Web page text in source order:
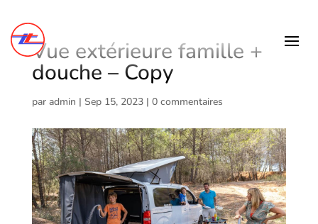
Vue extérieure famille +
douche – Copy
par admin | Sep 15, 2023| 0 commentaires